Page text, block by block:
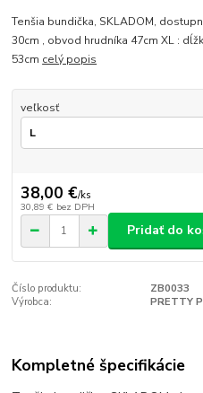
Tenšia bundička, SKLADOM,
30cm , obvod hrudníka 47cm XL :
53cm celý popis
veľkosť
38,00 €/ks
30,89 € bez DPH
Pridať do
Číslo produktu:
ZB0033
Výrobca:
PRETTY
Kompletné špecifikácie